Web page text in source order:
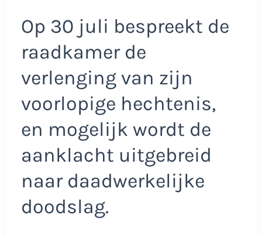
Op 30 juli bespreekt de
raadkamer de
verlenging van zijn
voorlopige hechtenis,
en mogelijk wordt de
aanklacht uitgebreid
naar daadwerkelijke
doodslag.